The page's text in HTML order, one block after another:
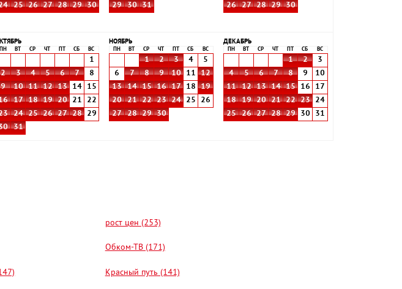
25 26 27 28 29 30
29
30 31
26
27 28 29 30
ПН ВТ СР ЧТ СБ ВС
1
2
3 4 5 6 7
8
9
10 11 12 13 14
15
17 18 19 20 21
22
24 25 26 27 28
29
31
НОЯБРЬ
ПН ВТ СР ЧТ СБ ВС
1 2 3 4
5
6
7 8 9 10 11
12
13
14 15 16 17 18
19
20
21 22 23 24 25
26
27
28 29 30
ДЕКАБРЬ
ПН ВТ СР ЧТ СБ ВС
1 2
3
4
5 6 7 8 9
10
11
12 13 14 15 16
17
18
19 20 21 22 23
24
25
26 27 28 29 30 31
рост цен (253)
Обком-ТВ (171)
Красный путь (141)